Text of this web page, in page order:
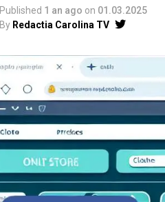
Published 1 an ago on 01.03.2025
By Redactia Carolina TV